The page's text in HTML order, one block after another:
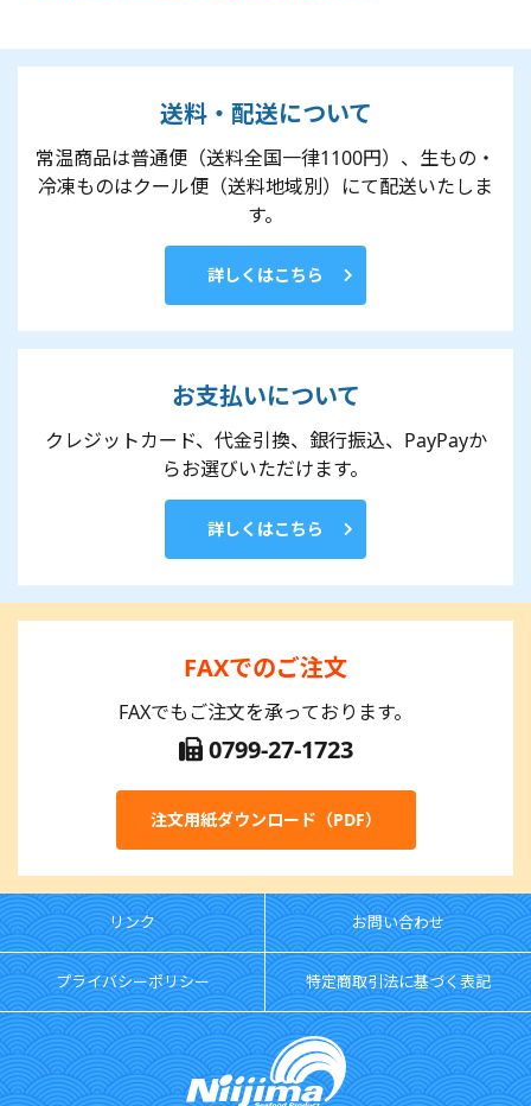
送料・配送について
常温商品は普通便（送料全国一律1100円）、生もの・
冷凍ものはクール便（送料地域別）にて配送いたしま
す。
詳しくはこちら
お支払いについて
クレジットカード、代金引換、銀行振込、PayPayか
らお選びいただけます。
詳しくはこちら
FAXでのご注文
FAXでもご注文を承っております。
0799-27-1723
注文用紙ダウンロード（PDF）
リンク お問い合わせ
プライバシーポリシー 特定商取引法に基づく表記